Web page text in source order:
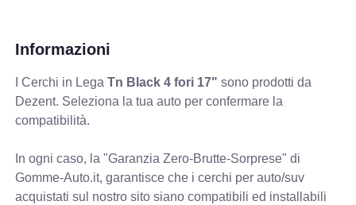
Informazioni
I Cerchi in LegaTn Black 4 fori 17" sono prodotti da
Dezent. Seleziona la tua auto per confermare la
compatibilità.
In ogni caso, la "Garanzia Zero-Brutte-Sorprese" di
Gomme-Auto.it, garantisce che i cerchi per auto/suv
acquistati sul nostro sito siano compatibili ed installabili